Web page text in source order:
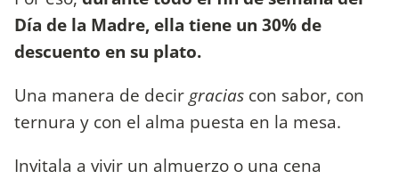
Día de la Madre, ella tiene un 30% de
descuento en su plato.
Una manera de decir gracias con sabor, con
ternura y con el alma puesta en la mesa.
Invitala a vivir un almuerzo o una cena